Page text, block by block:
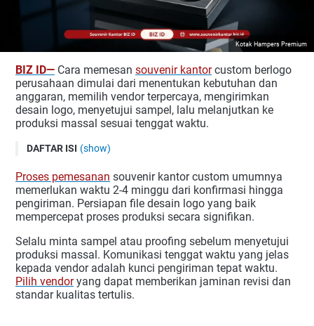
Kotak Hampers Premium
BIZ ID— Cara memesan souvenir kantorcustom berlogo
perusahaan dimulai dari menentukan kebutuhan dan
anggaran, memilih vendor terpercaya, mengirimkan
desain logo, menyetujui sampel, lalu melanjutkan ke
produksi massal sesuai tenggat waktu.
DAFTAR ISI (show)
Direncanakan dengan Baik?
Langkah 1: Tentukan Kebutuhan Secara Spesifik
Langkah 2: Siapkan File Desain Logo yang Siap Produksi
Souvenir Buku dan Tumbler PremiumLangkah 3: Pilih
Vendor Souvenir Kantor yang Terpercaya
Langkah 4: Minta Penawaran Harga dan Bandingkan
Langkah 5: Setujui Mockup atau Sampel Sebelum Produksi
Proses pemesanan souvenir kantor custom umumnya
memerlukan waktu 2-4 minggu dari konfirmasi hingga
pengiriman. Persiapan file desain logo yang baik
mempercepat proses produksi secara signifikan.
Selalu minta sampel atau proofing sebelum menyetujui
produksi massal. Komunikasi tenggat waktu yang jelas
kepada vendor adalah kunci pengiriman tepat waktu.
Pilih vendor yang dapat memberikan jaminan revisi dan
standar kualitas tertulis.